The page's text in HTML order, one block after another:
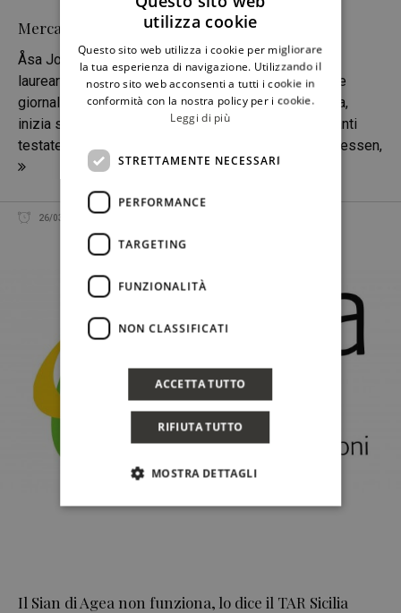
Mercati: la Svezia spiegata da Åsa Johansson
Åsa Johansson si trasferisce in Italia nel 2001 per
laurearsi in Scienze Politiche - con indirizzo media e
giornalismo - all'Università di Firenze. Dopo la laurea,
inizia subito a scrivere di vino e turismo per importanti
testate svedesi e norvegesi come Allt Om Vin, Expressen,
26/03/2019 ALESSIA PANZECA
Il Sian di Agea non funziona, lo dice il TAR Sicilia
ENGLISH
utilizza cookie
Questo sito web utilizza i cookie per migliorare
la tua esperienza di navigazione. Utilizzando il
nostro sito web acconsenti a tutti i cookie in
conformità con la nostra policy per i cookie.
Leggi di più
STRETTAMENTE NECESSARI
PERFORMANCE
TARGETING
FUNZIONALITÀ
NON CLASSIFICATI
ACCETTA TUTTO
RIFIUTA TUTTO
MOSTRA DETTAGLI